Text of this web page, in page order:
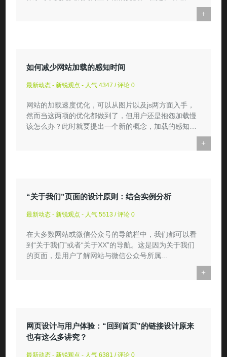
+
如何减少网站加载的感知时间
最新动态 - 新锐观点 - 人气 4347 / 评论 0
网站的加载速度优化，可以从图片以及js两方面入手，
然而当这两项的优化都做到了，但用户还是抱怨加载慢
该怎么办？此时就要提出一个新的概念，加载的感知时
+
“关于我们”页面的设计原则：结合实例分析
最新动态 - 新锐观点 - 人气 5513 / 评论 0
在大多数网站或微信公众号的导航栏中，我们都可以看
到“关于我们”或者“关于XX”的导航。这是因为关于我们
的页面，是用户了解网站与微信公众号所属...
+
网页设计与用户体验：“回到首页”的链接设计原来
也有这么多讲究？
最新动态 - 新锐观点 - 人气 6381 / 评论 0